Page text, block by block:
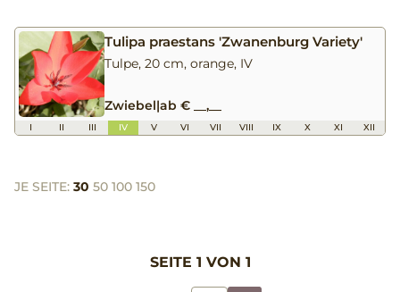
Tulipa praestans 'Zwanenburg Variety'
Tulpe, 20 cm, orange, IV
Zwiebel|ab € __,__
I II III IV V VI VII VIII IX X XI XII
JE SEITE: 30 50 100 150
SEITE 1 VON 1